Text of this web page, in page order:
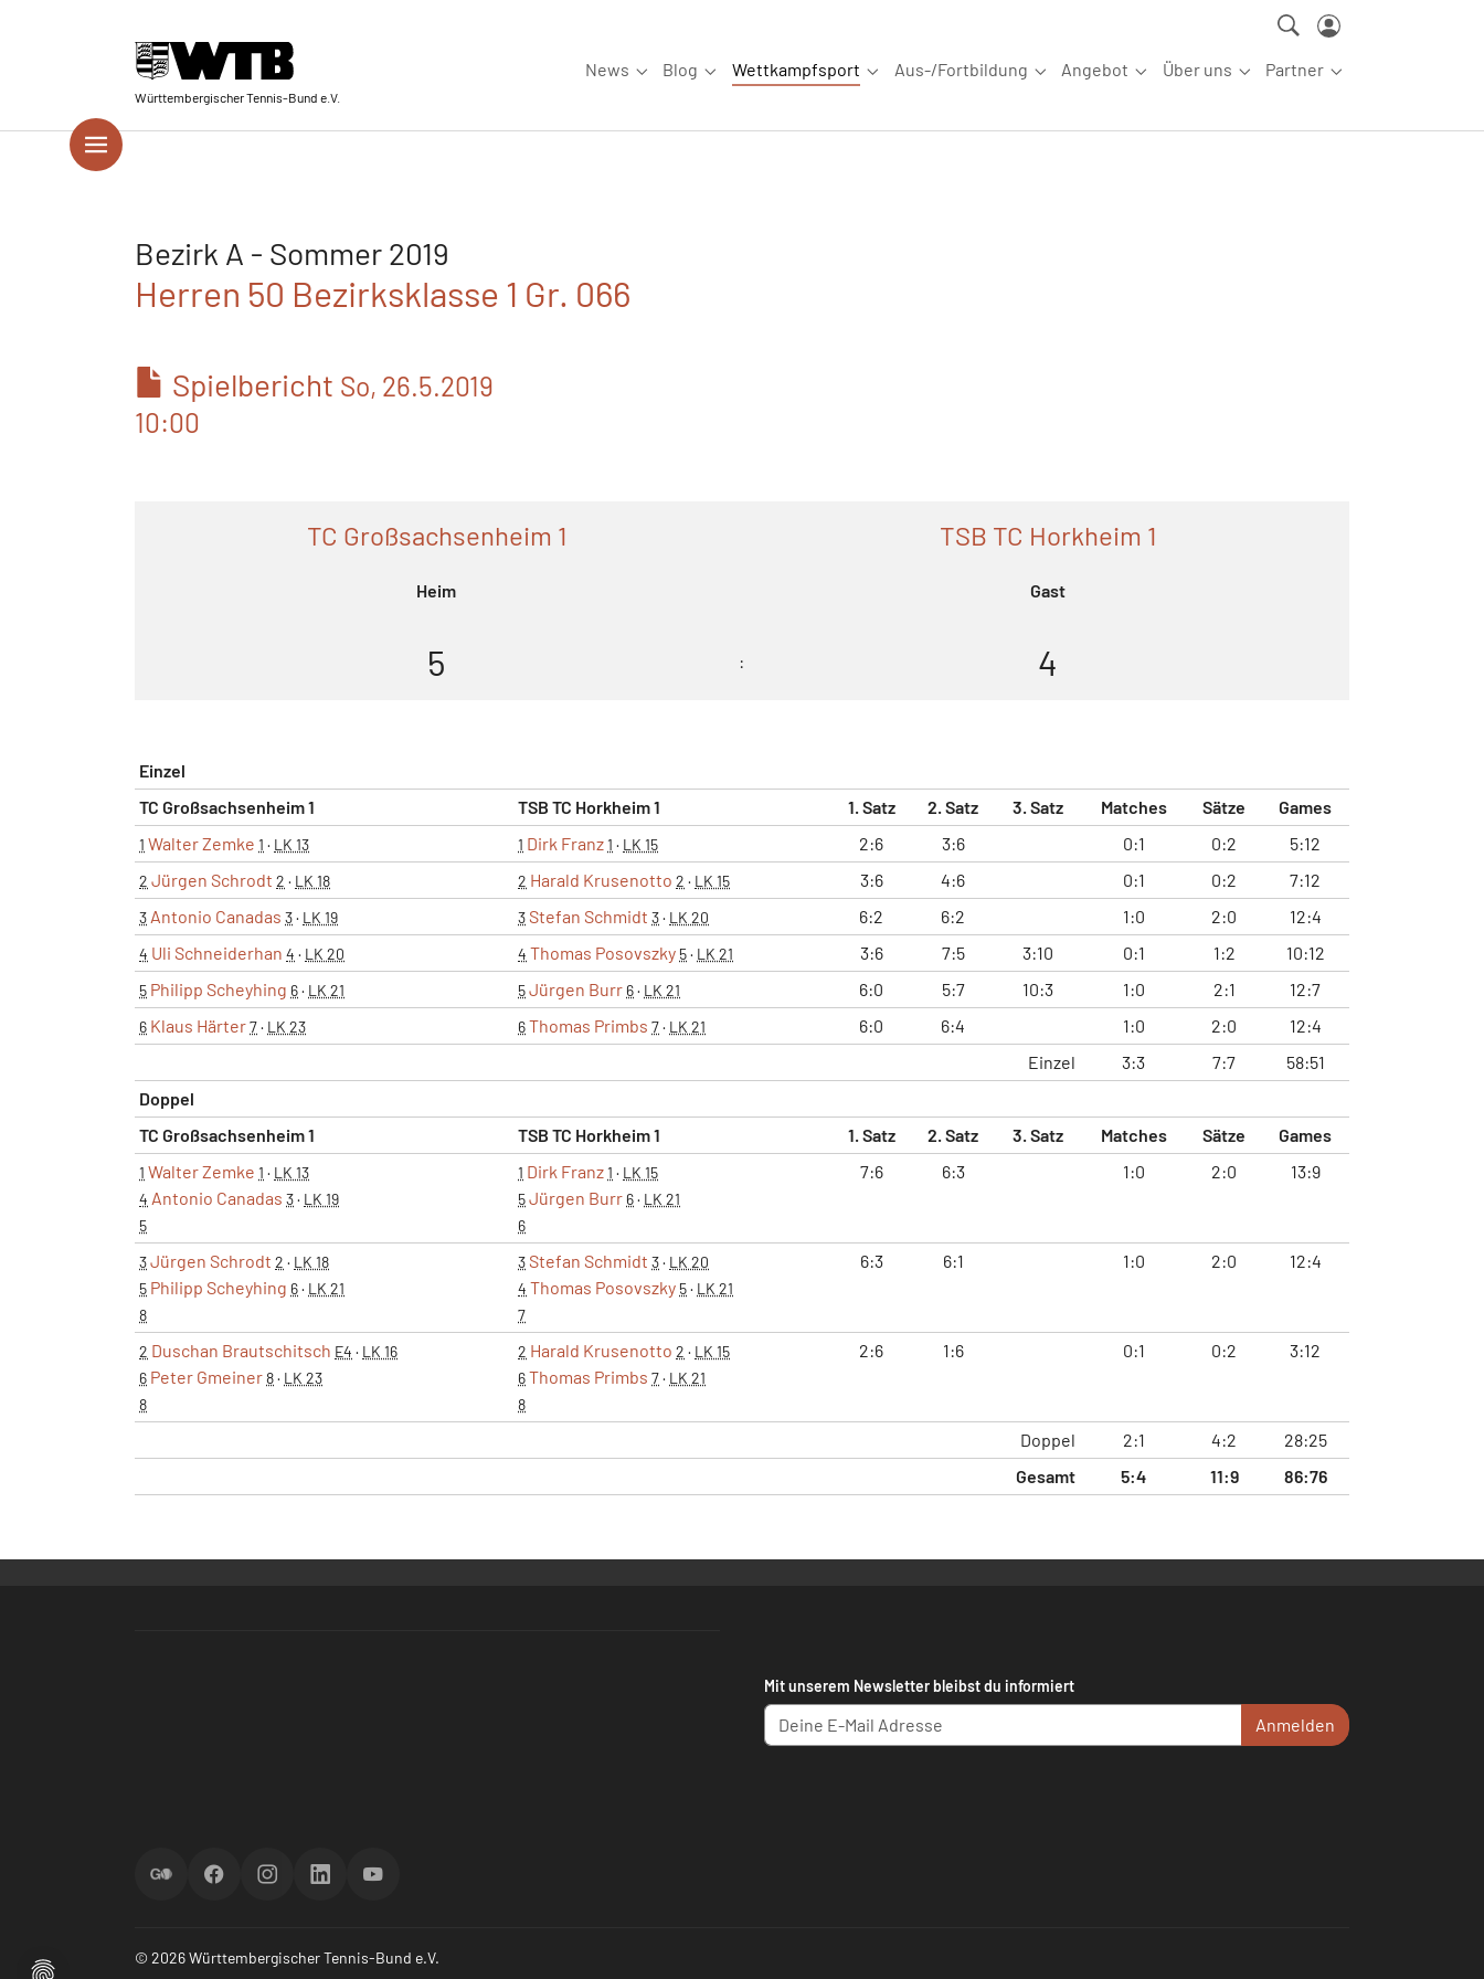
Württembergischer Tennis-Bund e.V.
News
Submenu for "News"
Blog
Submenu for "Blog"
Wettkampfsport
Submenu for "Wettkampfsport"
Aus-/Fortbildung
Submenu for "Aus-/Fortbildung"
Angebot
Submenu for "Angebot"
Über uns
Submenu for "Über uns"
Partner
Submenu for
Bezirk A - Sommer 2019
Herren 50 Bezirksklasse 1 Gr. 066
Spielbericht So, 26.5.2019
10:00
TC Großsachsenheim 1
Heim
TSB TC Horkheim 1
Gast
5 : 4
Einzel
TC Großsachsenheim 1
TSB TC Horkheim 1 1. Satz 2. Satz 3. Satz Matches Sätze Games
1 Walter Zemke 1 · LK 13 1 Dirk Franz1 · LK 15 2:6 3:6 0:1 0:2 5:12
2 Jürgen Schrodt 2 · LK 18 2 Harald Krusenotto 2 · LK 15 3:6 4:6 0:1 0:2 7:12
3 Antonio Canadas 3· LK 19 3Stefan Schmidt 3· LK 20 6:2 6:2 1:0 2:0 12:4
4 Uli Schneiderhan 4 · LK 20 4 Thomas Posovszky 5· LK 21 3:6 7:5 3:10 0:1 1:2 10:12
5 Philipp Scheyhing 6· LK 21 5Jürgen Burr 6· LK 21 6:0 5:7 10:3 1:0 2:1 12:7
6 Klaus Härter7· LK 23 6Thomas Primbs 7· LK 21 6:0 6:4 1:0 2:0
12:4
Einzel
3:3 7:7
58:51
Doppel
TC Großsachsenheim 1
TSB TC Horkheim 1 1. Satz 2. Satz 3. Satz Matches Sätze Games
1 Walter Zemke 1 · LK 13
4 Antonio Canadas 3· LK 19
5
1 Dirk Franz1 · LK 15
5Jürgen Burr 6· LK 21
6
7:6 6:3 1:0 2:0 13:9
3Jürgen Schrodt 2 · LK 18
5 Philipp Scheyhing 6· LK 21
8
3Stefan Schmidt 3· LK 20
4 Thomas Posovszky 5· LK 21
7
6:3 6:1 1:0 2:0 12:4
2 Duschan Brautschitsch E4 · LK 16
6 Peter Gmeiner8· LK 23
8
2 Harald Krusenotto 2 · LK 15
6Thomas Primbs 7· LK 21
8
2:6 1:6 0:1 0:2 3:12
Doppel 2:1 4:2
28:25
Gesamt
5:4 11:9 86:76
Mit unserem Newsletter bleibst du informiert
Anmelden
ScoreGOFacebookInstagramLinkedInYouTube
© 2026 Württembergischer Tennis-Bund e.V.